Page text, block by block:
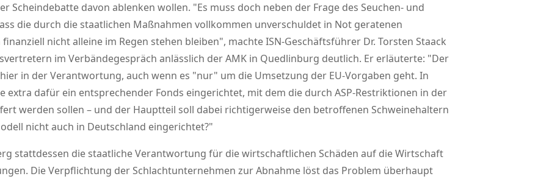
Scheindebatte davon ablenken wollen. Es muss doch neben der Frage des Seuchen- und
die durch die staatlichen Maßnahmen vollkommen unverschuldet in Not geratenen
nicht alleine im Regen stehen bleiben , machte ISN-Geschäftsführer Dr. Torsten Staack
im Verbändegespräch anlässlich der AMK in Quedlinburg deutlich. Er erläuterte: Der
in der Verantwortung, auch wenn es nur um die Umsetzung der EU-Vorgaben geht. In
extra dafür ein entsprechender Fonds eingerichtet, mit dem die durch ASP-Restriktionen in der
werden sollen – und der Hauptteil soll dabei richtigerweise den betroffenen Schweinehaltern
nicht auch in Deutschland eingerichtet?
stattdessen die staatliche Verantwortung für die wirtschaftlichen Schäden auf die Wirtschaft
Die Verpflichtung der Schlachtunternehmen zur Abnahme löst das Problem überhaupt